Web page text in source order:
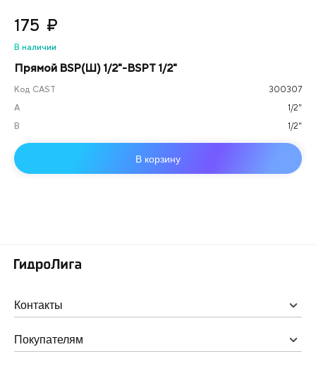
175 ₽
В наличии
Прямой BSP(Ш) 1/2"-BSPT 1/2"
Код CAST
300307
А
1/2"
B
1/2"
В корзину
Контакты
Покупателям